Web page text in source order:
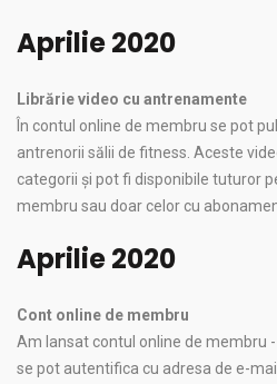
Aprilie 2020
Librărie video cu antrenamente
În contul online de membru se pot
antrenorii sălii de fitness. Aceste
categorii și pot fi disponibile tuturor
membru sau doar celor cu
Aprilie 2020
Cont online de membru
Am lansat contul online de membru
se pot autentifica cu adresa de e-